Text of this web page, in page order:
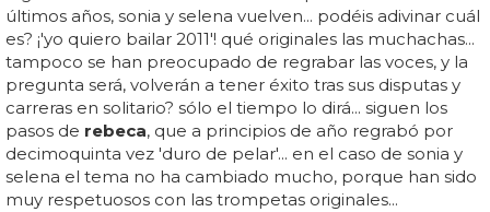
últimos años, sonia y selena vuelven... podéis adivinar cuál
es? ¡'yo quiero bailar 2011'! qué originales las muchachas...
tampoco se han preocupado de regrabar las voces, y la
pregunta será, volverán a tener éxito tras sus disputas y
carreras en solitario? sólo el tiempo lo dirá... siguen los
pasos de rebeca, que a principios de año regrabó por
decimoquinta vez 'duro de pelar'... en el caso de sonia y
selena el tema no ha cambiado mucho, porque han sido
muy respetuosos con las trompetas originales...